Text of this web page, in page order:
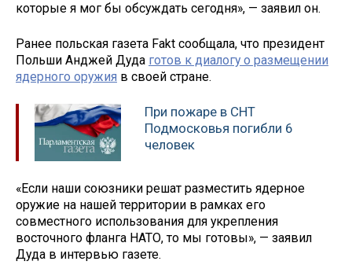
которые я мог бы обсуждать сегодня», — заявил он.
Ранее польская газета Fakt сообщала, что президент
Польши Анджей Дуда готов к диалогу о размещении
ядерного оружия в своей стране.
При пожаре в СНТ
Подмосковья погибли 6
человек
«Если наши союзники решат разместить ядерное
оружие на нашей территории в рамках его
совместного использования для укрепления
восточного фланга НАТО, то мы готовы», — заявил
Дуда в интервью газете.